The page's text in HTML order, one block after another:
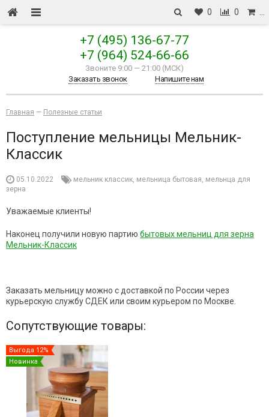
0 0
+7 (495) 136-67-77
+7 (964) 524-66-66
Звоните 9:00 — 21:00 (МСК)
Заказать звонок
Напишите нам
Главная — Полезные статьи
Поступление мельницы Мельник-
Классик
05.10.2022 мельник классик, мельница бытовая, мельнца для
зерна
Уважаемые клиенты!
Наконец получили новую партию бытовых мельниц для зерна
Мельник-Классик
Заказать мельницу можно с доставкой по России через
курьерскую службу СДЕК или своим курьером по Москве.
Сопутствующие товары:
Выгода 12%
Новинка